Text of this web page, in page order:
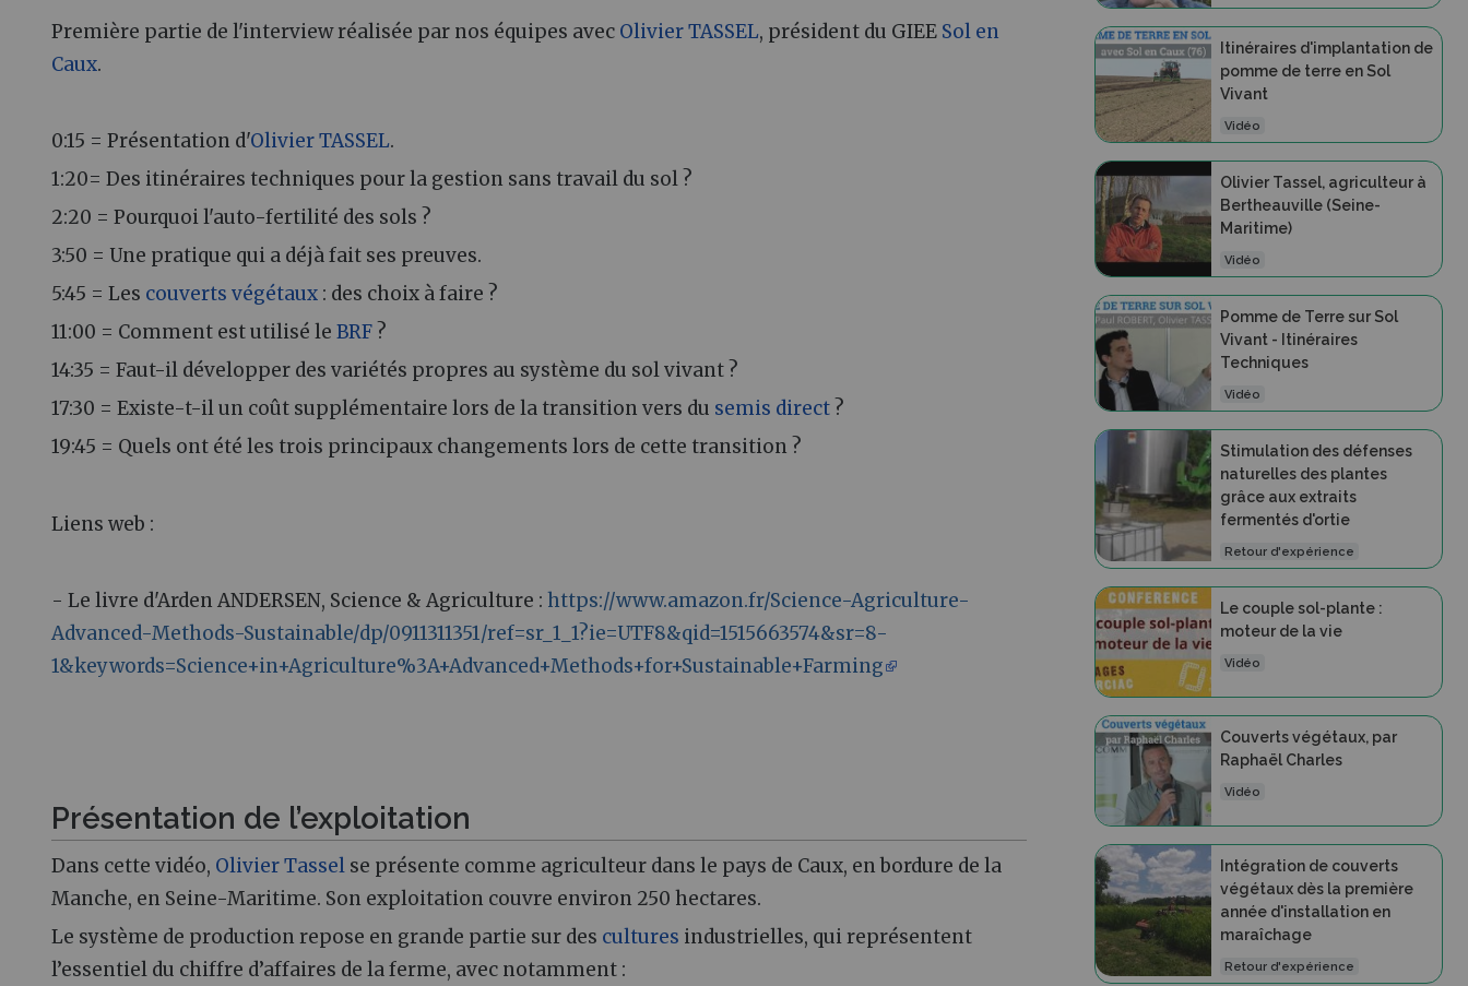
Première partie de l'interview réalisée par nos équipes avec Olivier TASSEL, président du GIEE Sol en
Caux.
0:15 = Présentation d'Olivier TASSEL.
1:20= Des itinéraires techniques pour la gestion sans travail du sol ?
2:20 = Pourquoi l'auto-fertilité des sols ?
3:50 = Une pratique qui a déjà fait ses preuves.
5:45 = Les couverts végétaux : des choix à faire ?
11:00 = Comment est utilisé le BRF ?
14:35 = Faut-il développer des variétés propres au système du sol vivant ?
17:30 = Existe-t-il un coût supplémentaire lors de la transition vers du semis direct ?
19:45 = Quels ont été les trois principaux changements lors de cette transition ?
Liens web :
- Le livre d'Arden ANDERSEN, Science & Agriculture : https://www.amazon.fr/Science-Agriculture-
Advanced-Methods-Sustainable/dp/0911311351/ref=sr_1_1?ie=UTF8&qid=1515663574&sr=8-
1&keywords=Science+in+Agriculture%3A+Advanced+Methods+for+Sustainable+Farming
Présentation de l’exploitation
Dans cette vidéo, Olivier Tassel se présente comme agriculteur dans le pays de Caux, en bordure de la
Manche, en Seine-Maritime. Son exploitation couvre environ 250 hectares.
Le système de production repose en grande partie sur des cultures industrielles, qui représentent
l’essentiel du chiffre d’affaires de la ferme, avec notamment :
Itinéraires d'implantation de
pomme de terre en Sol
Vivant
Vidéo
Olivier Tassel, agriculteur à
Bertheauville (Seine-
Maritime)
Vidéo
Pomme de Terre sur Sol
Vivant - Itinéraires
Techniques
Vidéo
Stimulation des défenses
naturelles des plantes
grâce aux extraits
fermentés d'ortie
Retour d'expérience
Le couple sol-plante :
moteur de la vie
Vidéo
Couverts végétaux, par
Raphaël Charles
Vidéo
Intégration de couverts
végétaux dès la première
année d'installation en
maraîchage
Retour d'expérience